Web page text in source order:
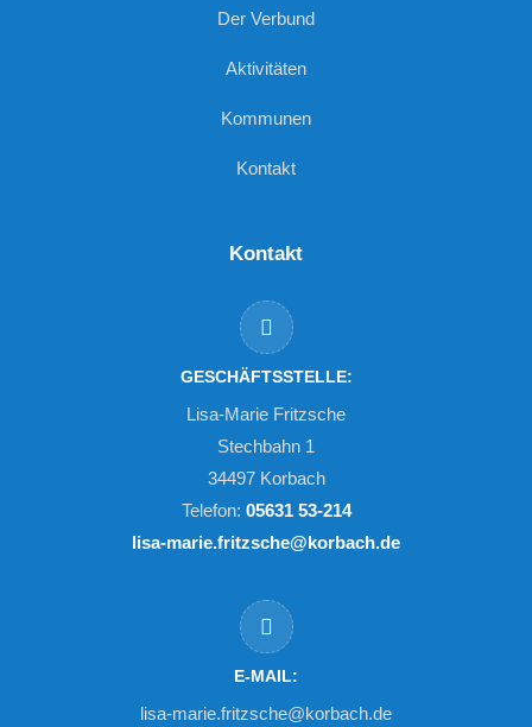
Der Verbund
Aktivitäten
Kommunen
Kontakt
Kontakt
GESCHÄFTSSTELLE:
Lisa-Marie Fritzsche
Stechbahn 1
34497 Korbach
Telefon: 05631 53-214
lisa-marie.fritzsche@korbach.de
E-MAIL:
lisa-marie.fritzsche@korbach.de